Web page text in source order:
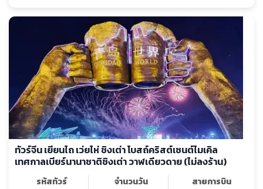
sunny
10-15
sunny
11-16
sunny
13-18
ทัวร์จีน เยียนไถ เว่ยไห่ ชิงเต่า โบสถ์คริสต์เซนต์ไมเคิล
เทศกาลเบียร์นานาชาติชิงเต่า วาฬเดียวดาย (ไม่ลงร้าน)
รหัสทัวร์
จำนวนวัน
สายการบิน